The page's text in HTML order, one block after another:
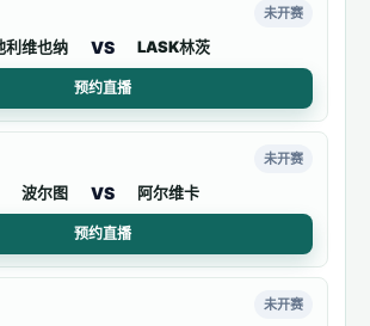
利维也纳 VS LASK林茨
未开赛
预约直播
波尔图 VS 阿尔维卡
未开赛
预约直播
未开赛